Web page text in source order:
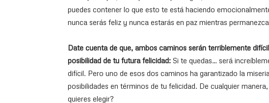
puedes contener lo que esto te está haciendo
nunca serás feliz y nunca estarás en paz mientras
Date cuenta de que, ambos caminos serán terriblemente
posibilidad de tu futura felicidad: Si te quedas… será
difícil. Pero uno de esos dos caminos ha garantizado la
posibilidades en términos de tu felicidad. De cualquier
quieres elegir?